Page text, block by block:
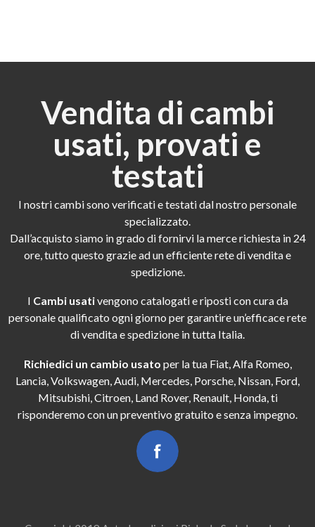
Vendita di cambi
usati, provati e
testati
I nostri cambi sono verificati e testati dal nostro personale
specializzato.
Dall’acquisto siamo in grado di fornirvi la merce richiesta in 24
ore, tutto questo grazie ad un efficiente rete di vendita e
spedizione.
I Cambi usativengono catalogati e riposti con cura da
personale qualificato ogni giorno per garantire un’efficace rete
di vendita e spedizione in tutta Italia.
Richiedici un cambio usato per la tua Fiat, Alfa Romeo,
Lancia, Volkswagen, Audi, Mercedes, Porsche, Nissan, Ford,
Mitsubishi, Citroen, Land Rover, Renault, Honda, ti
risponderemo con un preventivo gratuito e senza impegno.